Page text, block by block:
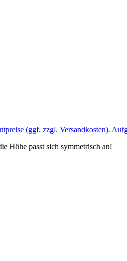
(ggf. zzgl. Versandkosten).
Höhe passt sich symmetrisch an!